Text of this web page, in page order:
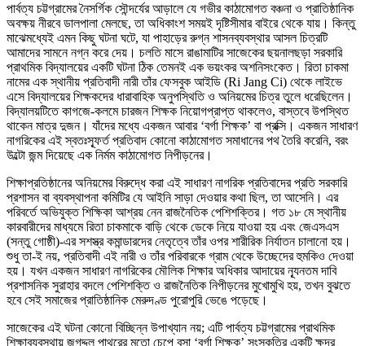
পার্বত্য চট্টগ্রামের নৈসর্গিক সৌন্দর্যের আড়ালে যে গভীর কাঠামোগত বঞ্চনা ও প্রাতিষ্ঠানিক
অবক্ষয় নীরবে ডালপালা মেলছে, তা অধিকাংশ সময়ই দৃষ্টিসীমার বাইরে থেকে যায়। কিন্তু
মাঝেমধ্যেই এমন কিছু ঘটনা ঘটে, যা পাহাড়ের রুগ্ন শাসনব্যবস্থার আসল চিত্রটি
আমাদের সামনে নগ্ন করে দেয়। চলতি মাসে রাঙামাটির সাজেকের ছয়নালছড়া সরকারি
প্রাথমিক বিদ্যালয়ের একটি ঘটনা ঠিক তেমনই এক ভয়ংকর অশনিসংকেত। রিতা চাকমা
নামের এক স্থানীয় প্রতিবাদী নারী তাঁর ফেসবুক আইডি (Ri Jang Ci) থেকে লাইভে
এসে বিদ্যালয়ের শিক্ষকদের ধারাবাহিক অনুপস্থিতি ও অনিয়মের চিত্র তুলে ধরেছিলেন।
বিদ্যালয়টিতে কাগজে-কলমে চারজন শিক্ষক নিয়োগপ্রাপ্ত থাকলেও, বাস্তবে উপস্থিত
থাকেন মাত্র দুজন। যাঁদের মধ্যে একজন আবার ‘বর্গা শিক্ষক’ বা প্রক্সি। একজন সাধারণ
নাগরিকের এই স্বতঃস্ফূর্ত প্রতিবাদ কোনো কাঠামোগত সমাধানের পথ তৈরি করেনি, বরং
উল্টো জন্ম দিয়েছে এক নির্মম কাঠামোগত নিপীড়নের।
শিক্ষাপ্রতিষ্ঠানের অনিয়মের বিরুদ্ধে করা এই সাধারণ নাগরিক প্রতিবাদের প্রতি সরকারি
প্রশাসন বা ব্যবস্থাপনা কমিটির যে আইনি সাড়া দেওয়ার কথা ছিল, তা আসেনি। এর
পরিবর্তে অভিযুক্ত শিক্ষিকা আশ্রয় নেন রাজনৈতিক পেশিশক্তির। গত ১৮ মে স্থানীয়
কারবারীদের মাধ্যমে রিতা চাকমাকে বাড়ি থেকে ডেকে নিয়ে যাওয়া হয় এবং জেএসএস
(সন্তু গোষ্ঠী)-এর সশস্ত্র কমান্ডারদের নেতৃত্বে তাঁর ওপর শারীরিক নির্যাতন চালানো হয়।
শুধু তা-ই নয়, প্রতিবাদী এই নারী ও তাঁর পরিবারকে গ্রাম থেকে উচ্ছেদের হুমকিও দেওয়া
হয়। যখন একজন সাধারণ নাগরিকের মৌলিক শিক্ষার অধিকার আদায়ের ন্যূনতম দাবি
প্রশাসনিক সুরাহার বদলে পেশিশক্তি ও রাজনৈতিক নিপীড়নের মুখোমুখি হয়, তখন বুঝতে
হবে সেই সমাজের প্রাতিষ্ঠানিক মেরুদণ্ড পুরোপুরি ভেঙে পড়েছে।
সাজেকের এই ঘটনা কোনো বিচ্ছিন্ন উপাখ্যান নয়; এটি পার্বত্য চট্টগ্রামের প্রাথমিক
শিক্ষাব্যবস্থায় জগদ্দল পাথরের মতো চেপে বসা ‘বর্গা শিক্ষক’ সংস্কৃতির একটি ক্ষুদ্র